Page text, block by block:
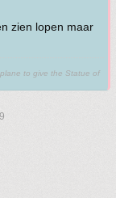
zien lopen maar
to give the Statue of